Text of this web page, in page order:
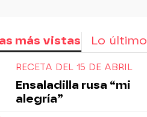
más vistas Lo último
RECETA DEL 15 DE ABRIL
Ensaladilla rusa “mi
alegría”